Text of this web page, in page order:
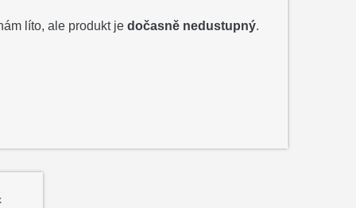
líto, ale produkt jedočasně nedustupný.